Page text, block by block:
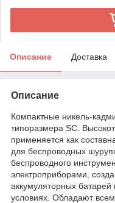
Описание Доставка
Описание
Компактные никель-
типоразмера SC.
применяется как
для беспроводных
беспроводного
электроприборами,
аккумуляторных
условиях. Обладают